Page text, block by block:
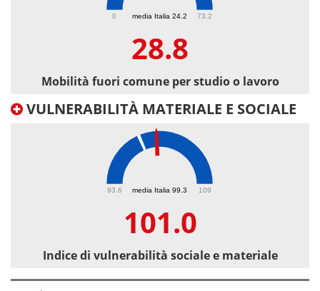
media Italia 24.2
0 73.2
28.8
Mobilità fuori comune per studio o lavoro
VULNERABILITÀ MATERIALE E SOCIALE
media Italia 99.3
93.6 109
101.0
Indice di vulnerabilità sociale e materiale